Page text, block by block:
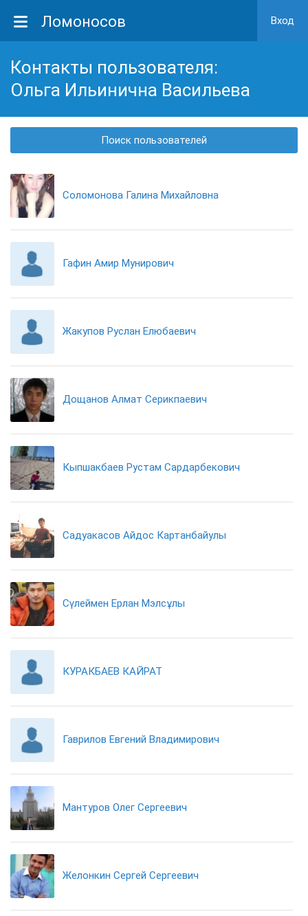
Ломоносов Вход
Контакты пользователя:
Ольга Ильинична Васильева
Поиск пользователей
Соломонова Галина Михайловна
Гафин Амир Мунирович
Жакупов Руслан Елюбаевич
Дощанов Алмат Серикпаевич
Кыпшакбаев Рустам Сардарбекович
Садуакасов Айдос Картанбайулы
Сүлеймен Ерлан Мэлсұлы
КУРАКБАЕВ КАЙРАТ
Гаврилов Евгений Владимирович
Мантуров Олег Сергеевич
Желонкин Сергей Сергеевич